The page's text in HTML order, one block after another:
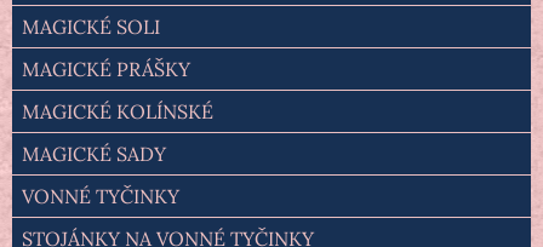
MAGICKÉ SOLI
MAGICKÉ PRÁŠKY
MAGICKÉ KOLÍNSKÉ
MAGICKÉ SADY
VONNÉ TYČINKY
STOJÁNKY NA VONNÉ TYČINKY